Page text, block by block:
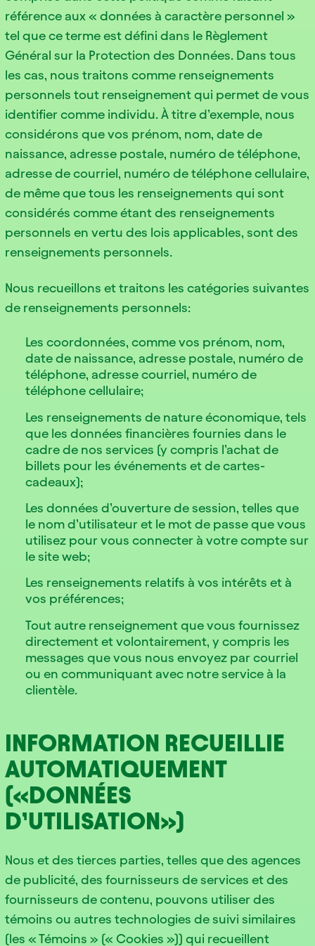
référence aux « données à caractère personnel »
tel que ce terme est défini dans le Règlement
Général sur la Protection des Données. Dans tous
les cas, nous traitons comme renseignements
personnels tout renseignement qui permet de vous
identifier comme individu. À titre d’exemple, nous
considérons que vos prénom, nom, date de
naissance, adresse postale, numéro de téléphone,
adresse de courriel, numéro de téléphone cellulaire,
de même que tous les renseignements qui sont
considérés comme étant des renseignements
personnels en vertu des lois applicables, sont des
renseignements personnels.
Nous recueillons et traitons les catégories suivantes
de renseignements personnels:
Les coordonnées, comme vos prénom, nom,
date de naissance, adresse postale, numéro de
téléphone, adresse courriel, numéro de
téléphone cellulaire;
Les renseignements de nature économique, tels
que les données financières fournies dans le
cadre de nos services (y compris l’achat de
billets pour les événements et de cartes-
cadeaux);
Les données d’ouverture de session, telles que
le nom d’utilisateur et le mot de passe que vous
utilisez pour vous connecter à votre compte sur
le site web;
Les renseignements relatifs à vos intérêts et à
vos préférences;
Tout autre renseignement que vous fournissez
directement et volontairement, y compris les
messages que vous nous envoyez par courriel
ou en communiquant avec notre service à la
clientèle.
INFORMATION RECUEILLIE
AUTOMATIQUEMENT
(«DONNÉES
D’UTILISATION»)
Nous et des tierces parties, telles que des agences
de publicité, des fournisseurs de services et des
fournisseurs de contenu, pouvons utiliser des
témoins ou autres technologies de suivi similaires
(les « Témoins » (« Cookies »)) qui recueillent